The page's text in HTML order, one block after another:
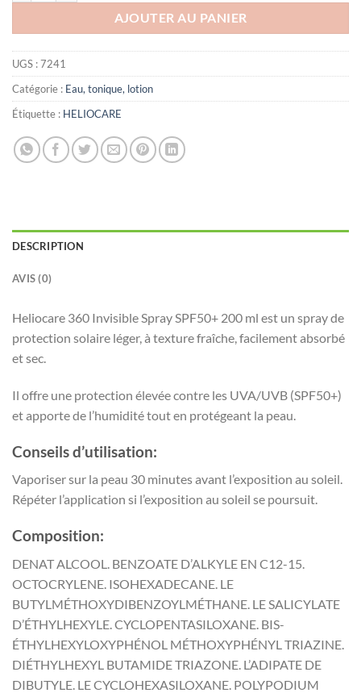
AJOUTER AU PANIER
UGS :7241
Catégorie : Eau, tonique, lotion
Étiquette : HELIOCARE
DESCRIPTION
AVIS (0)
Heliocare 360 Invisible Spray SPF50+ 200 ml est un spray de
protection solaire léger, à texture fraîche, facilement absorbé
et sec.
Il offre une protection élevée contre les UVA/UVB (SPF50+)
et apporte de l’humidité tout en protégeant la peau.
Conseils d’utilisation:
Vaporiser sur la peau 30 minutes avant l’exposition au soleil.
Répéter l’application si l’exposition au soleil se poursuit.
Composition:
DENAT ALCOOL. BENZOATE D’ALKYLE EN C12-15.
OCTOCRYLENE. ISOHEXADECANE. LE
BUTYLMÉTHOXYDIBENZOYLMÉTHANE. LE SALICYLATE
D’ÉTHYLHEXYLE. CYCLOPENTASILOXANE. BIS-
ÉTHYLHEXYLOXYPHÉNOL MÉTHOXYPHÉNYL TRIAZINE.
DIÉTHYLHEXYL BUTAMIDE TRIAZONE. L’ADIPATE DE
DIBUTYLE. LE CYCLOHEXASILOXANE. POLYPODIUM